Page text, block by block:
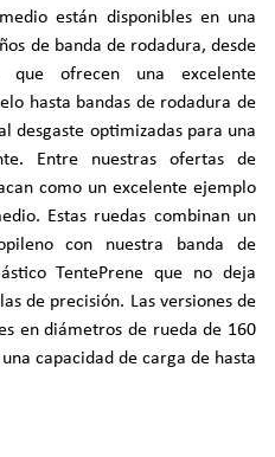
están disponibles en una
de banda de rodadura, desde
que ofrecen una excelente
hasta bandas de rodadura de
desgaste optimizadas para una
Entre nuestras ofertas de
como un excelente ejemplo
Estas ruedas combinan un
con nuestra banda de
TentePrene que no deja
de precisión. Las versiones de
en diámetros de rueda de 160
capacidad de carga de hasta